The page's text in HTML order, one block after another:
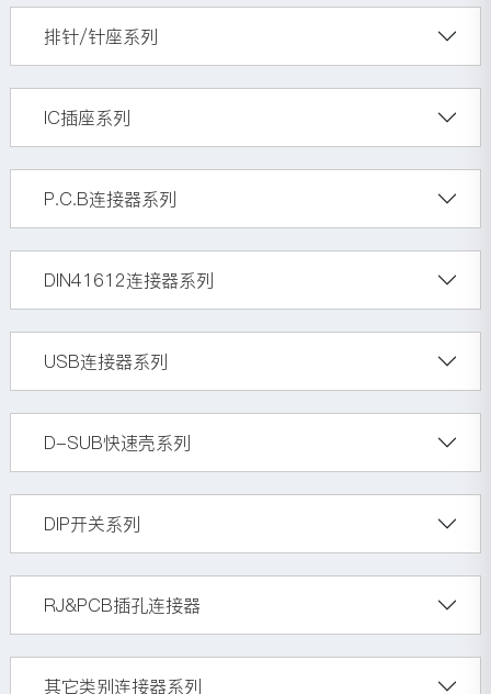
排针/针座系列
IC插座系列
P.C.B连接器系列
DIN41612连接器系列
USB连接器系列
D-SUB快速壳系列
DIP开关系列
RJ&PCB插孔连接器
其它类别连接器系列